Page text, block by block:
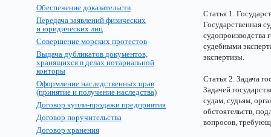
Обеспечение доказательств
Передача заявлений физических
и юридических лиц
Совершение морских протестов
Выдача дубликатов документов,
хранящихся в делах нотариальной
конторы
Оформление наследственных прав
(принятие и получение наследства)
Договор купли-продажи предприятия
Договор поручительства
Договор хранения
Статья 1.
Государственная
судопроизводства
судебными
экспертизы.
Статья 2. Задача
Задачей
судам, судьям,
обстоятельств,
вопросов,